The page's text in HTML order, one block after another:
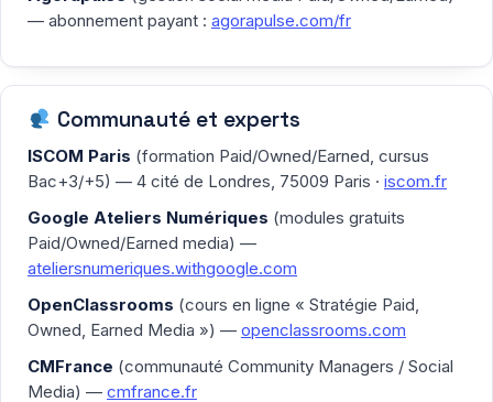
— abonnement payant : agorapulse.com/fr
Communauté et experts
ISCOM Paris (formation Paid/Owned/Earned, cursus
Bac+3/+5) — 4 cité de Londres, 75009 Paris · iscom.fr
Google Ateliers Numériques (modules gratuits
Paid/Owned/Earned media) —
ateliersnumeriques.withgoogle.com
OpenClassrooms (cours en ligne « Stratégie Paid,
Owned, Earned Media ») — openclassrooms.com
CMFrance (communauté Community Managers / Social
Media) — cmfrance.fr